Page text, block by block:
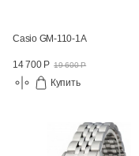
Casio GM-110-1A
14 700 Р 19 600 Р
Купить